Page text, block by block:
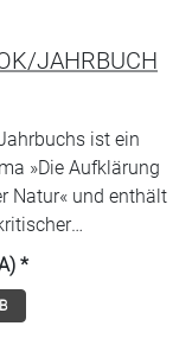
JAHRBUCH
ist ein
»Die Aufklärung
Natur« und enthält
den
Zeit
*